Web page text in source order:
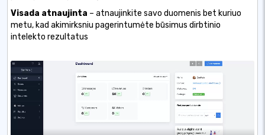
Visada atnaujinta – atnaujinkite savo duomenis bet kuriuo
metu, kad akimirksniu pagerintumėte būsimus dirbtinio
intelekto rezultatus